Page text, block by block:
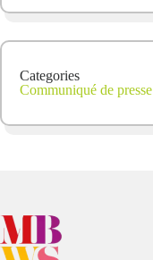
Categories
Communiqué de presse